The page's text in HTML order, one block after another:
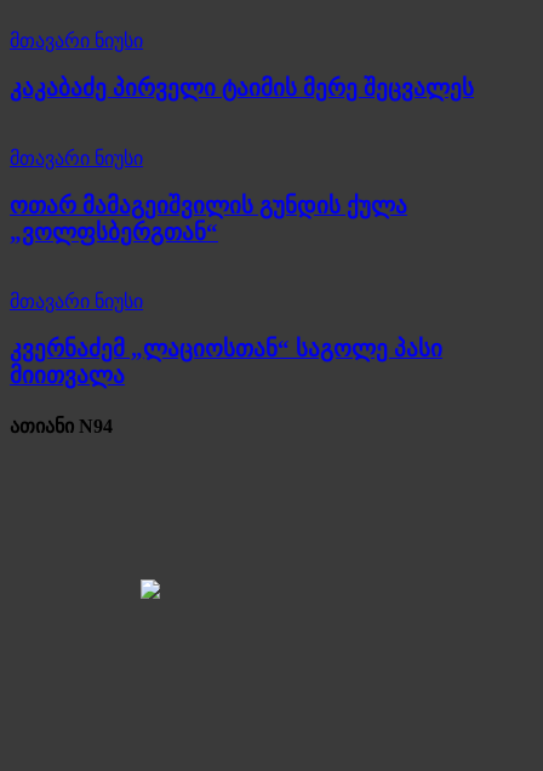
მთავარი ნიუსი
კაკაბაძე პირველი ტაიმის მერე შეცვალეს
მთავარი ნიუსი
ოთარ მამაგეიშვილის გუნდის ქულა
„ვოლფსბერგთან“
მთავარი ნიუსი
კვერნაძემ „ლაციოსთან“ საგოლე პასი
მიითვალა
ათიანი N94